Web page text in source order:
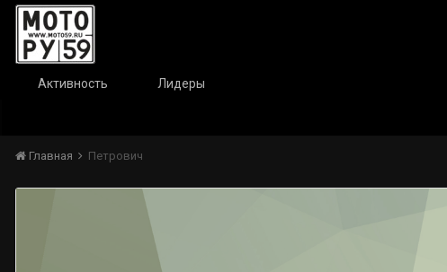
Активность Лидеры
Главная Петрович